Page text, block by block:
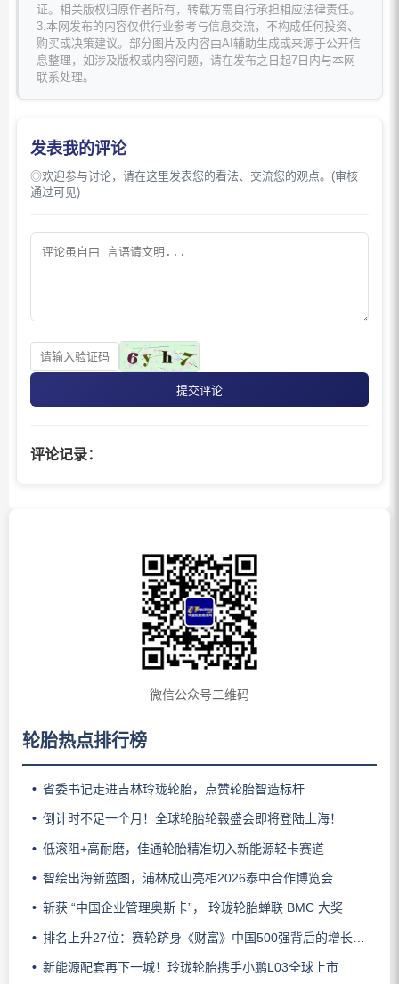
证。相关版权归原作者所有，转载方需自行承担相应法律责任。
3.本网发布的内容仅供行业参考与信息交流，不构成任何投资、
购买或决策建议。部分图片及内容由AI辅助生成或来源于公开信
息整理，如涉及版权或内容问题，请在发布之日起7日内与本网
联系处理。
发表我的评论
◎欢迎参与讨论，请在这里发表您的看法、交流您的观点。(审核
通过可见)
提交评论
评论记录：
微信公众号二维码
轮胎热点排行榜
省委书记走进吉林玲珑轮胎，点赞轮胎智造标杆
倒计时不足一个月！全球轮胎轮毂盛会即将登陆上海！
低滚阻+高耐磨，佳通轮胎精准切入新能源轻卡赛道
智绘出海新蓝图，浦林成山亮相2026泰中合作博览会
斩获 “中国企业管理奥斯卡”， 玲珑轮胎蝉联 BMC 大奖
排名上升27位：赛轮跻身《财富》中国500强背后的增长逻辑
新能源配套再下一城！玲珑轮胎携手小鹏L03全球上市